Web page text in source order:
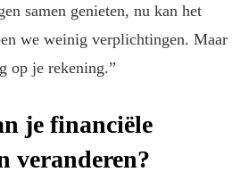
samen genieten, nu kan het
we weinig verplichtingen. Maar
op je rekening.”
je financiële
veranderen?